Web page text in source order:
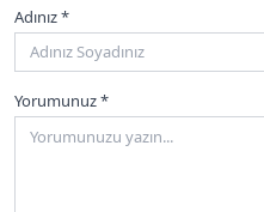
Adınız *
Yorumunuz *